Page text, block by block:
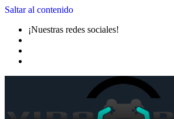
Saltar al contenido
¡Nuestras redes sociales!